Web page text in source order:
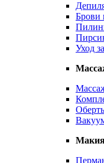
Брови
Уход